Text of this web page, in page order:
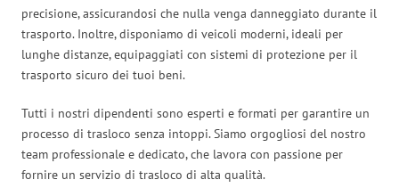
precisione, assicurandosi che nulla venga danneggiato durante il
trasporto. Inoltre, disponiamo di veicoli moderni, ideali per
lunghe distanze, equipaggiati con sistemi di protezione per il
trasporto sicuro dei tuoi beni.
Tutti i nostri dipendenti sono esperti e formati per garantire un
processo di trasloco senza intoppi. Siamo orgogliosi del nostro
team professionale e dedicato, che lavora con passione per
fornire un servizio di trasloco di alta qualità.